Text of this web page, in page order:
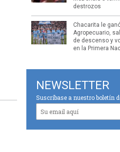
destrozos
Chacarita le
Agropecuario,
de descenso y
en la Primera
NEWSLETTER
Suscríbase a nuestro boletín